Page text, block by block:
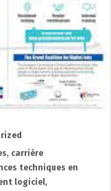
, carrière
techniques en
logiciel,